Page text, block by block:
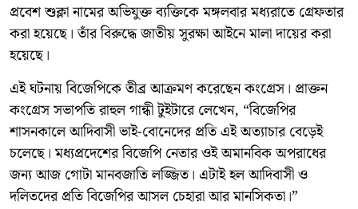
প্রবেশ শুক্লা নামের অভিযুক্ত ব্যক্তিকে মঙ্গলবার মধ্যরাতে গ্রেফতার
করা হয়েছে। তাঁর বিরুদ্ধে জাতীয় সুরক্ষা আইনে মালা দায়ের করা
হয়েছে।
এই ঘটনায় বিজেপিকে তীব্র আক্রমণ করেছেন কংগ্রেস। প্রাক্তন
কংগ্রেস সভাপতি রাহুল গান্ধী টুইটারে লেখেন, “বিজেপির
শাসনকালে আদিবাসী ভাই-বোনেদের প্রতি এই অত্যাচার বেড়েই
চলেছে। মধ্যপ্রদেশের বিজেপি নেতার ওই অমানবিক অপরাধের
জন্য আজ গোটা মানবজাতি লজ্জিত। এটাই হল আদিবাসী ও
দলিতদের প্রতি বিজেপির আসল চেহারা আর মানসিকতা।”